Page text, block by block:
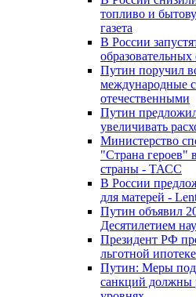
топливо и
газета
В России
Путин поручил
международные
отечественными
Путин
увеличивать
Министерство
"Страна героев"
страны - ТАСС
В России
для матерей -
Путин объявил
Десятилетием
Президент РФ
льготной
Путин: Меры
санкций должны